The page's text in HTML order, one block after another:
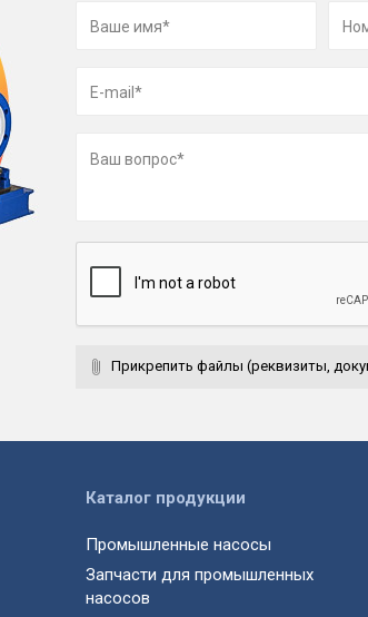
Прикрепить файлы (реквизиты,
Каталог продукции
Промышленные насосы
Запчасти для промышленных
насосов